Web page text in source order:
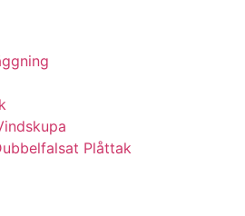
Plåttak